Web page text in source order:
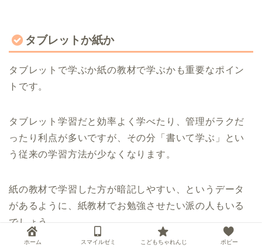
タブレットか紙か
タブレットで学ぶか紙の教材で学ぶかも重要なポイン
トです。
タブレット学習だと効率よく学べたり、管理がラクだ
ったり利点が多いですが、その分「書いて学ぶ」とい
う従来の学習方法が少なくなります。
紙の教材で学習した方が暗記しやすい、というデータ
があるように、紙教材でお勉強させたい派の人もいる
でしょう。
ホーム スマイルゼミ こどもちゃれんじ ポピー